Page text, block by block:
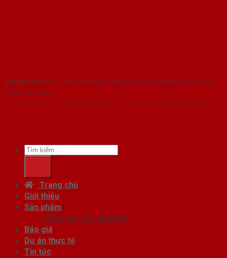
SaigonDoor™ - Hệ thống Showroom cửa hàng đầu Việt
Nam từ 2010
Copyright ⓒ 2010 – 2026 SaigonDoor™ | Đơn vị chủ quản SaigonDoor
Tìm
kiếm:
Trang chủ
Giới thiệu
Sản phẩm
Phụ kiện cửa nhà tắm
Báo giá
Dự án thực tế
Tin tức